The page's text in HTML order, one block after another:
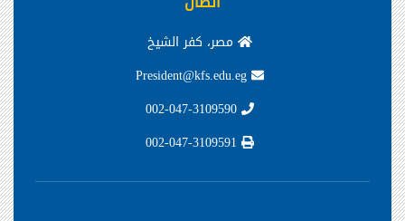
مصر، كفر الشيخ